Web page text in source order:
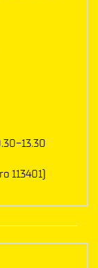
13.30
113401)